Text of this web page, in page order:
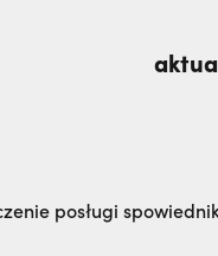
| JESTEM,
posługi